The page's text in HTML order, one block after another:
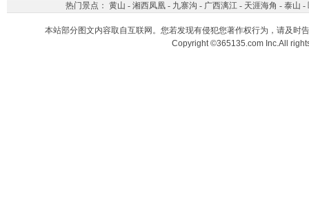
热门景点： 黄山 - 湘西凤凰- 九寨沟 - 广西漓江- 天涯海角 - 泰山 -
本站部分图文内容取自互联网。您若发现有侵犯您著作权行为，请及时
Copyright ©365135.com Inc.All